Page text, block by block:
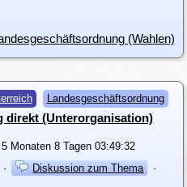
(Wahlen)
Landesgeschäftsordnung
direkt (Unterorganisation)
Monaten 8 Tagen 03:49:32
· Diskussion zum Thema
·